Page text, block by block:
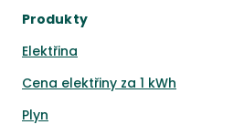
Produkty
Elektřina
Cena elektřiny za 1 kWh
Plyn